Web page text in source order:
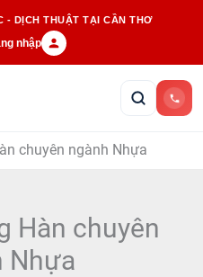
- DỊCH THUẬT TẠI CẦN THƠ
nhập
chuyên ngành Nhựa
Hàn chuyên
Nhựa